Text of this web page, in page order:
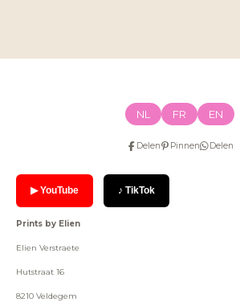
NL FR EN
Delen Pinnen Delen
▶ YouTube ♪ TikTok
Prints by Elien
Elien Verstraete
Hutstraat 16
8210 Veldegem